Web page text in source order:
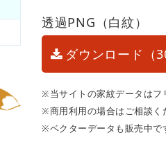
透過PNG（白紋）
ダウンロード（
※当サイトの家紋データはフ
※商用利用の場合はご相談く
※ベクターデータも販売中で